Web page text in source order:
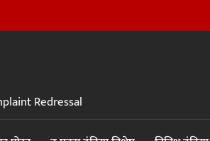
Redressal